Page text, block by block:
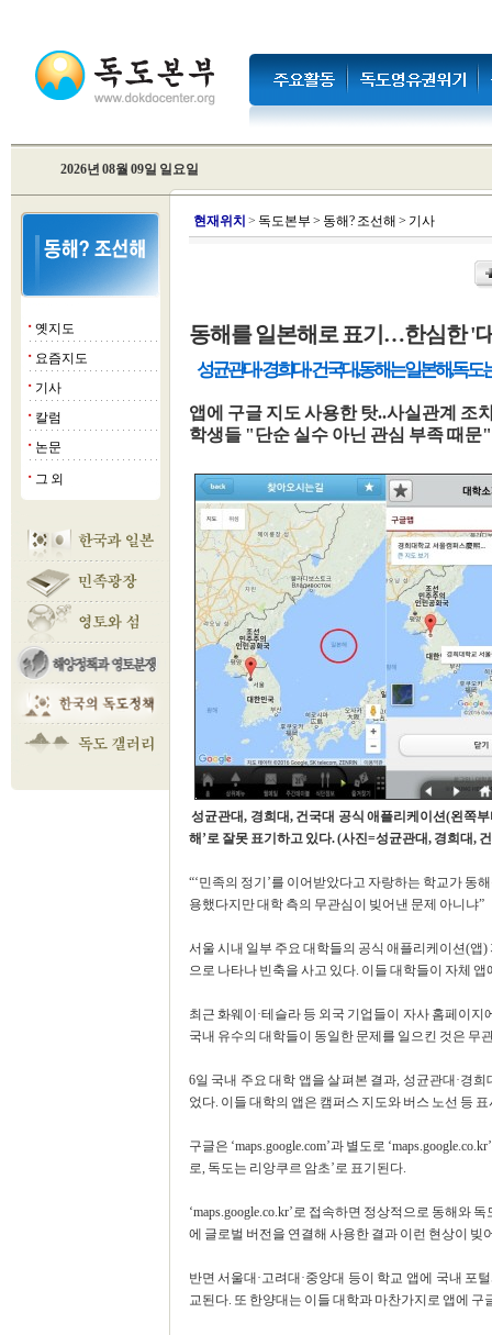
2026년 08월 09일 일요일
■ 옛지도
■ 요즘지도
■ 기사
■ 칼럼
■ 논문
■ 그 외
현재위치 > 독도본부 > 동해? 조선해 > 기사
동해를 일본해로 표기…한심한 '
성균관대·경희대·건국대, 동해는 일본해, 독도
앱에 구글 지도 사용한 탓..사실관계 조
학생들 "단순 실수 아닌 관심 부족 때문
성균관대, 경희대, 건국대 공식 애플리케이션(왼쪽
해’로 잘못 표기하고 있다. (사진=성균관대, 경희대,
“‘민족의 정기’를 이어받았다고 자랑하는 학교가 동
용했다지만 대학 측의 무관심이 빚어낸 문제 아니냐”
서울 시내 일부 주요 대학들의 공식 애플리케이션(앱)
으로 나타나 빈축을 사고 있다. 이들 대학들이 자체
최근 화웨이·테슬라 등 외국 기업들이 자사 홈페이
국내 유수의 대학들이 동일한 문제를 일으킨 것은 무
6일 국내 주요 대학 앱을 살펴본 결과, 성균관대·경
었다. 이들 대학의 앱은 캠퍼스 지도와 버스 노선 등
구글은 ‘maps.google.com’과 별도로
로, 독도는 리앙쿠르 암초’로 표기된다.
‘maps.google.co.kr’로 접속하면 정상적으로 동해와
에 글로벌 버전을 연결해 사용한 결과 이런 현상이 빚
반면 서울대·고려대·중앙대 등이 학교 앱에 국내 포
교된다. 또 한양대는 이들 대학과 마찬가지로 앱에